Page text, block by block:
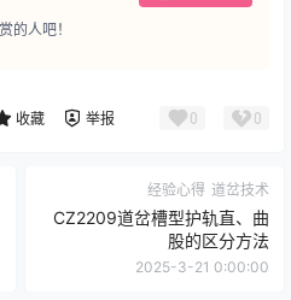
的人吧！
收藏 举报 0 0
经验心得 道岔技术
CZ2209道岔槽型护轨直、曲
股的区分方法
2025-3-21 0:00:00